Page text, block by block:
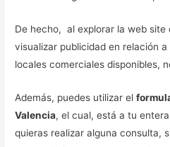
De hecho, al explorar la web site
visualizar publicidad en relación
locales comerciales disponibles,
Además, puedes utilizar el
Valencia, el cual, está a tu
quieras realizar alguna consulta,